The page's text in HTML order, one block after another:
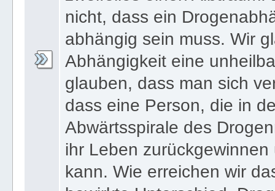
nicht, dass ein
abhängig sein muss. Wir
Abhängigkeit eine
glauben, dass man sich
dass eine Person, die in
Abwärtsspirale des
ihr Leben
kann. Wie erreichen wir